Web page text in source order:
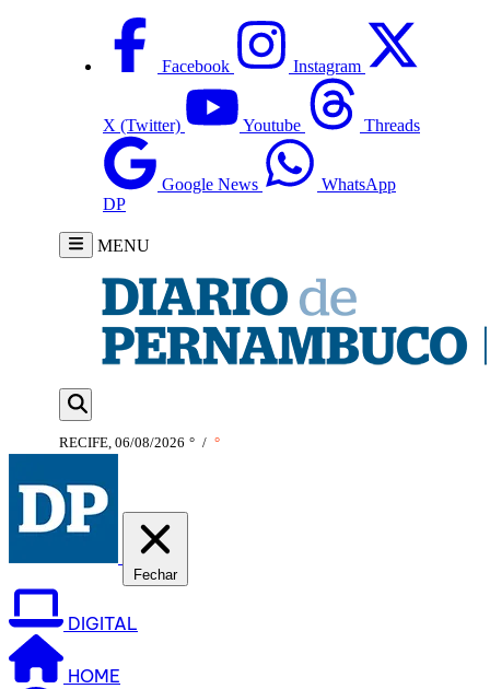
Facebook Instagram
X (Twitter) Youtube Threads
Google News
WhatsApp
DP
MENU
RECIFE, 06/08/2026 ° / °
Fechar
DIGITAL
HOME